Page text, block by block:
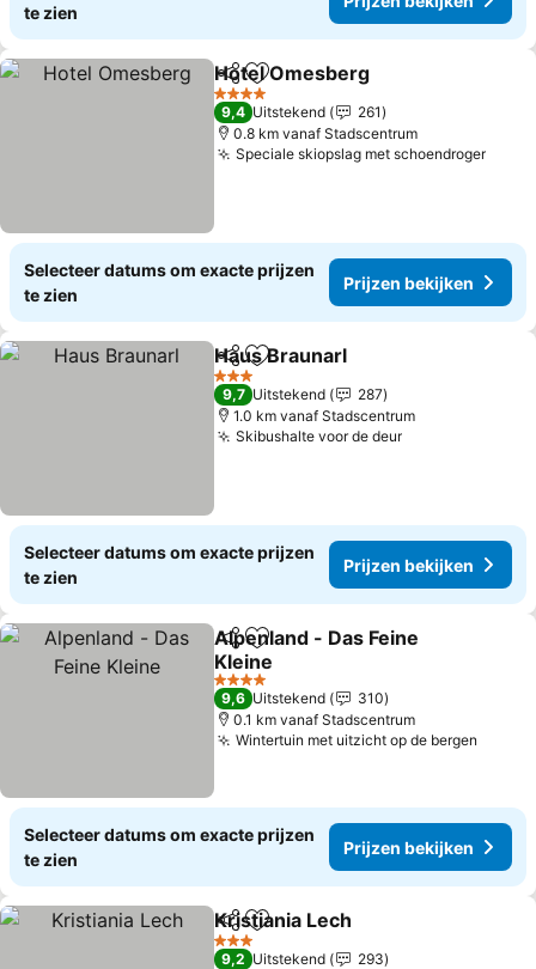
te zien
DelenToevoegen aan favorieten
Hotel Omesberg
4 Sterren
9,4 Uitstekend
261
0.8 km vanaf Stadscentrum
Speciale skiopslag met schoendroger
Selecteer datums om exacte prijzen
te zien
Prijzen bekijken
DelenToevoegen aan favorieten
Haus Braunarl
3 Sterren
9,7 Uitstekend
287
1.0 km vanaf Stadscentrum
Skibushalte voor de deur
Selecteer datums om exacte prijzen
te zien
Prijzen bekijken
DelenToevoegen aan favorieten
Alpenland - Das Feine
Kleine
4 Sterren
9,6 Uitstekend
310
0.1 km vanaf Stadscentrum
Wintertuin met uitzicht op de bergen
Selecteer datums om exacte prijzen
te zien
Prijzen bekijken
DelenToevoegen aan favorieten
Kristiania Lech
3 Sterren
9,2 Uitstekend
293